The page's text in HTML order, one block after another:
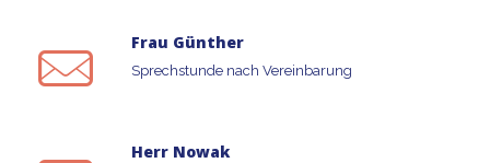
Frau Günther
Sprechstunde nach Vereinbarung
Herr Nowak